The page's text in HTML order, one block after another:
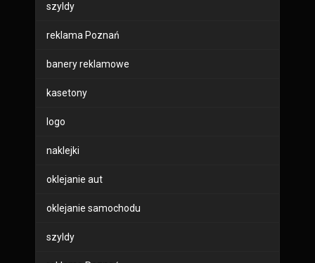
szyldy
reklama Poznań
banery reklamowe
kasetony
logo
naklejki
oklejanie aut
oklejanie samochodu
szyldy